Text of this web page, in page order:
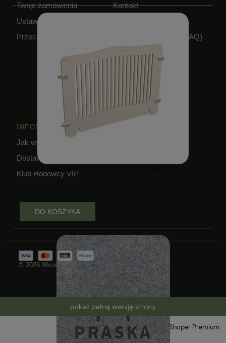
Panel żeberkowy kojca dla kociąt | wys. 55
DO KOSZYKA
Twoje zamówienia
Ustawienia konta
Przechowalnia
Kontakt
Pytania i odpowiedzi (FAQ)
Polityka prywatności
INFORMACJE
Jak wykorzystać kupon?
Dostawa i czas realizacji zamówień
Klub Hodowcy VIP
© 2026 Wszelkie prawa zastrzeżone
pokaż pełną wersję strony
Sklep internetowy Shoper Premium